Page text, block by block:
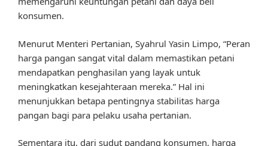
konsumen.
Menurut Menteri Pertanian, Syahrul Yasin Limpo, “Peran
harga pangan sangat vital dalam memastikan petani
mendapatkan penghasilan yang layak untuk
meningkatkan kesejahteraan mereka.” Hal ini
menunjukkan betapa pentingnya stabilitas harga
pangan bagi para pelaku usaha pertanian.
Sementara itu, dari sudut pandang konsumen, harga